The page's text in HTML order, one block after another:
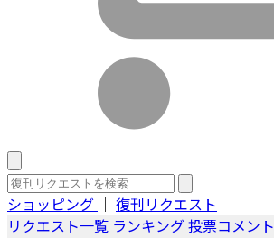
ショッピング ｜ 復刊リクエスト
リクエスト一覧 ランキング投票コメント